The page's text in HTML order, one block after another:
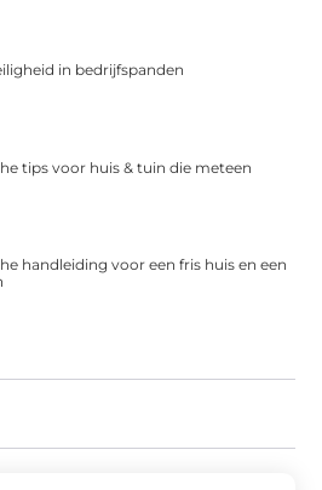
in bedrijfspanden
tips voor huis & tuin die meteen
handleiding voor een fris huis en een